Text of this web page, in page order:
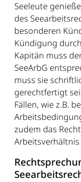
Seeleute
des
besonderen
Kündigung
Kapitän muss
SeeArbG
muss sie
gerechtfertigt
Fällen, wie z.B.
zudem das